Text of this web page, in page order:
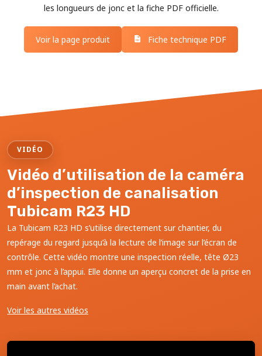
les longueurs de jonc et la fiche PDF officielle.
Voir la page produit Fiche technique PDF
VIDÉO
Vidéo d’utilisation de la caméra
d’inspection de canalisation
Tubicam R23 HD
La Tubicam R23 HD s’utilise directement sur chantier, du
repérage du regard jusqu’à la lecture de l’image sur l’écran de
contrôle. Cette vidéo montre une inspection réelle, tête Ø23
mm et jonc à l’appui. Elle donne un aperçu concret de la prise en
main avant l’achat.
Voir les autres vidéos